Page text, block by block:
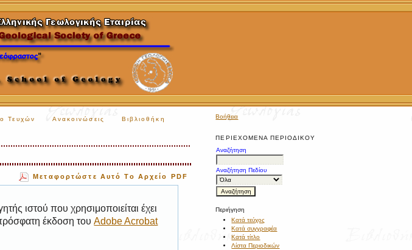
Βοήθεια
ΠΕΡΙΕΧΌΜΕΝΑ ΠΕΡΙΟΔΙΚΟΎ
Αναζήτηση
Αναζήτηση Πεδίου
Περιήγηση
Κατά τεύχος
Κατά συγγραφέα
Κατά τίτλο
Λίστα Περιοδικών
Τευχών Ανακοινώσεις Βιβλιοθήκη
Μεταφορτώστε Αυτό Το Αρχείο PDF
ιστού που χρησιμοποιείται έχει
έκδοση τουAdobe Acrobat